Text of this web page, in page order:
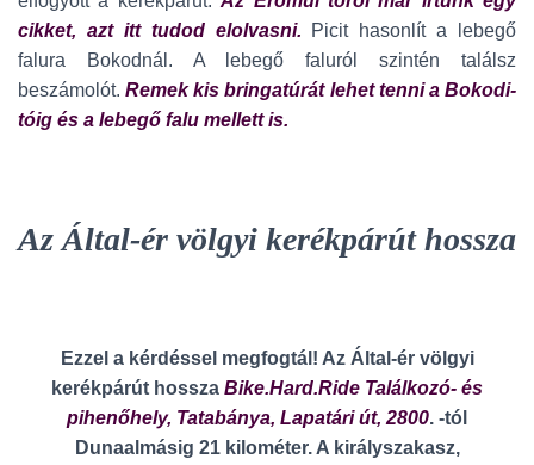
cikket, azt itt tudod elolvasni. Picit hasonlít a lebegő
falura Bokodnál. A lebegő faluról szintén találsz
beszámolót.Remek kis bringatúrát lehet tenni a Bokodi-
tóig és a lebegő falu mellett is.
Az Által-ér völgyi kerékpárút hossza
Ezzel a kérdéssel megfogtál! Az Által-ér völgyi
kerékpárút hossza Bike.Hard.Ride Találkozó- és
pihenőhely, Tatabánya, Lapatári út, 2800. -tól
Dunaalmásig 21 kilométer. A királyszakasz,